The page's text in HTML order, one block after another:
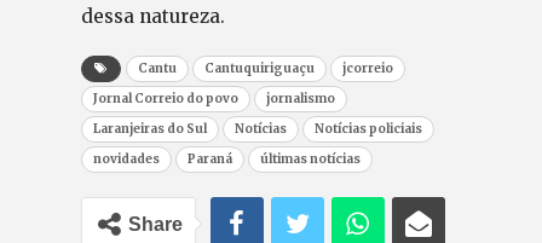
dessa natureza.
Cantu Cantuquiriguaçu
jcorreio
Jornal Correio do povo
jornalismo
Laranjeiras do Sul
Notícias
Notícias policiais
novidades
Paraná últimas notícias
Share